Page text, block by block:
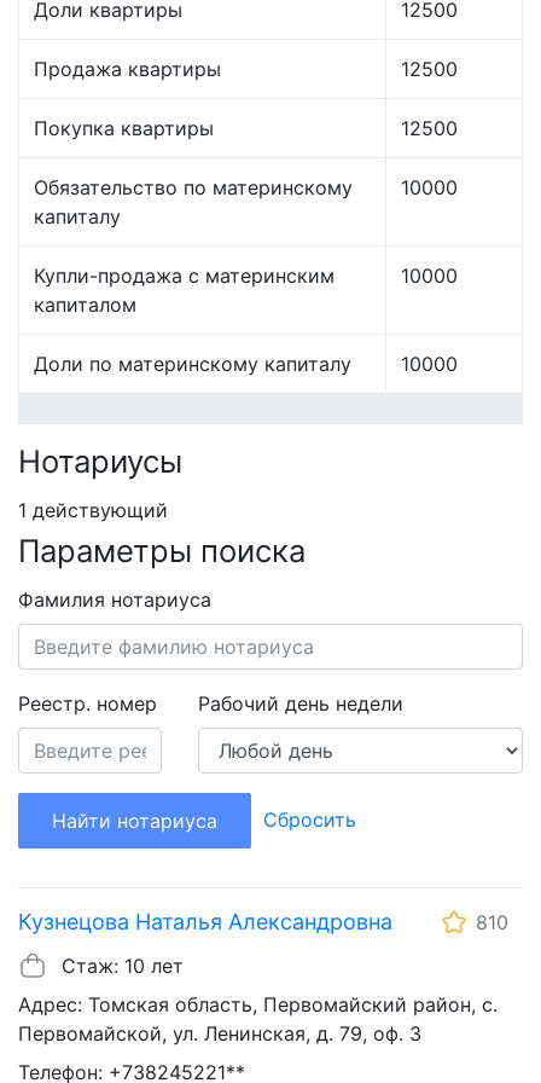
Доли квартиры 12500
Продажа квартиры 12500
Покупка квартиры 12500
Обязательство по материнскому
капиталу
10000
Купли-продажа с материнским
капиталом
10000
Доли по материнскому капиталу 10000
Нотариусы
1 действующий
Параметры поиска
Фамилия нотариуса
Реестр. номер Рабочий день недели
Найти нотариуса Сбросить
Кузнецова Наталья Александровна
810
Стаж: 10 лет
Адрес: Томская область, Первомайский район, с.
Первомайской, ул. Ленинская, д. 79, оф. 3
Телефон: +738245221**